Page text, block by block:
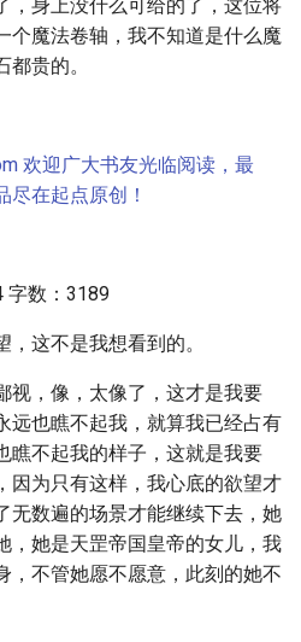
，身上没什么可给的了，这位将
个魔法卷轴，我不知道是什么魔
贵的。
欢迎广大书友光临阅读，最
尽在起点原创！
字数：3189
这不是我想看到的。
视，像，太像了，这才是我要
远也瞧不起我，就算我已经占有
瞧不起我的样子，这就是我要
因为只有这样，我心底的欲望才
无数遍的场景才能继续下去，她
，她是天罡帝国皇帝的女儿，我
，不管她愿不愿意，此刻的她不